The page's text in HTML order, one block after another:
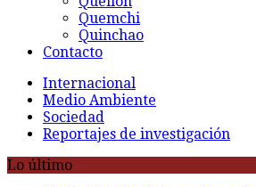
Quemchi
Quinchao
Contacto
Internacional
Medio Ambiente
Sociedad
Reportajes de investigación
Lo último